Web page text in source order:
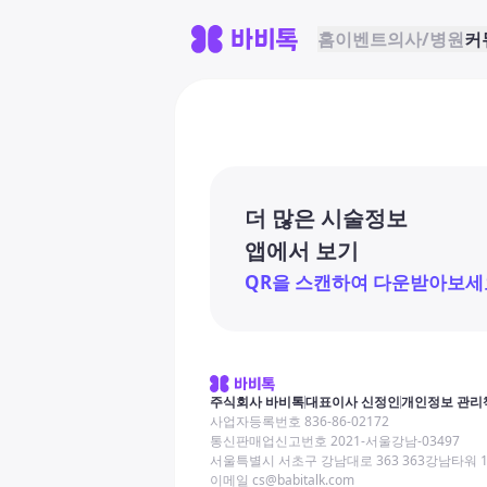
홈이벤트의사/병원커
더 많은 시술정보
앱에서 보기
QR을 스캔하여 다운받아보세
주식회사 바비톡대표이사 신정인개인정보 관리
사업자등록번호 836-86-02172
통신판매업신고번호 2021-서울강남-03497
서울특별시 서초구 강남대로 363 363강남타워
이메일 cs@babitalk.com